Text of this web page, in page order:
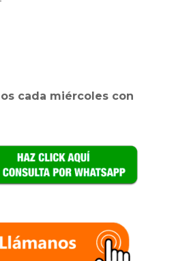
cada miércoles con